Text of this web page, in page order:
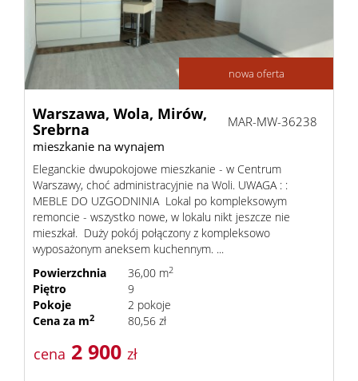
nowa oferta
Warszawa, Wola, Mirów,
Srebrna
mieszkanie na wynajem
MAR-MW-36238
Eleganckie dwupokojowe mieszkanie - w Centrum
Warszawy, choć administracyjnie na Woli. UWAGA : :
MEBLE DO UZGODNINIA Lokal po kompleksowym
remoncie - wszystko nowe, w lokalu nikt jeszcze nie
mieszkał. Duży pokój połączony z kompleksowo
wyposażonym aneksem kuchennym. ...
Powierzchnia
36,00 m2
Piętro
9
Pokoje
2 pokoje
Cena za m2 80,56 zł
cena 2 900 zł